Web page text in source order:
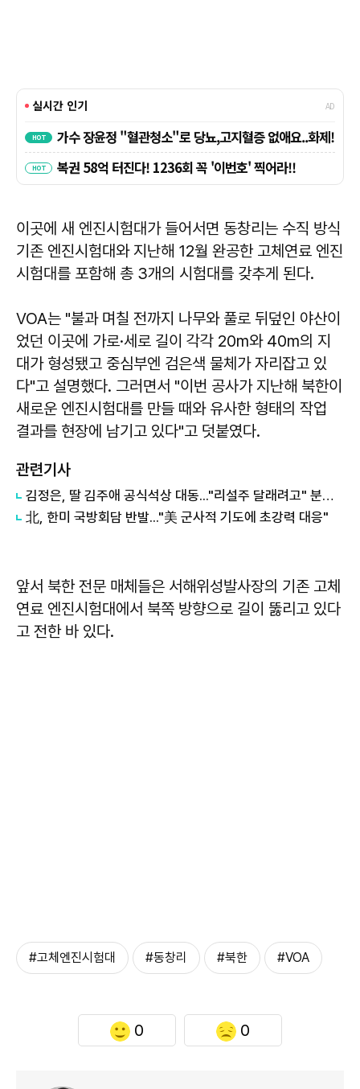
이곳에 새 엔진시험대가 들어서면 동창리는 수직 방식
기존 엔진시험대와 지난해 12월 완공한 고체연료 엔진
시험대를 포함해 총 3개의 시험대를 갖추게 된다.
VOA는 "불과 며칠 전까지 나무와 풀로 뒤덮인 야산이
었던 이곳에 가로·세로 길이 각각 20m와 40m의 지
대가 형성됐고 중심부엔 검은색 물체가 자리잡고 있
다"고 설명했다. 그러면서 "이번 공사가 지난해 북한이
새로운 엔진시험대를 만들 때와 유사한 형태의 작업
결과를 현장에 남기고 있다"고 덧붙였다.
관련기사
김정은, 딸 김주애 공식석상 대동..."리설주 달래려고" 분석 나와
北, 한미 국방회담 반발..."美 군사적 기도에 초강력 대응"
앞서 북한 전문 매체들은 서해위성발사장의 기존 고체
연료 엔진시험대에서 북쪽 방향으로 길이 뚫리고 있다
고 전한 바 있다.
#고체엔진시험대 #동창리 #북한 #VOA
0 0